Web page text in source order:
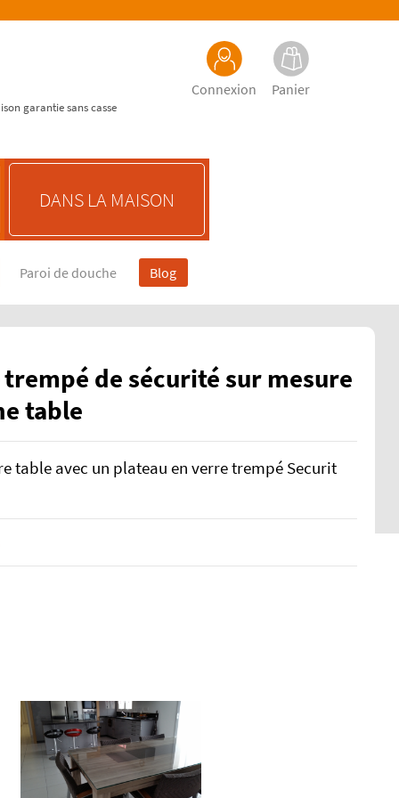
Connexion Panier
garantie sans casse
DANS LA MAISON
Paroi de douche Blog
de sécurité sur mesure
table
table avec un plateau en verre trempé Securit